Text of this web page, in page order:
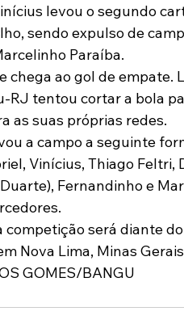
levou o segundo
sendo expulso de
Paraíba.
chega ao gol de
RJ​ tentou cortar a bola
as suas próprias redes.
a campo a seguinte
Vinícius, Thiago Feltri,
Fernandinho e
será diante
Nova Lima, Minas
GOMES/BANGU